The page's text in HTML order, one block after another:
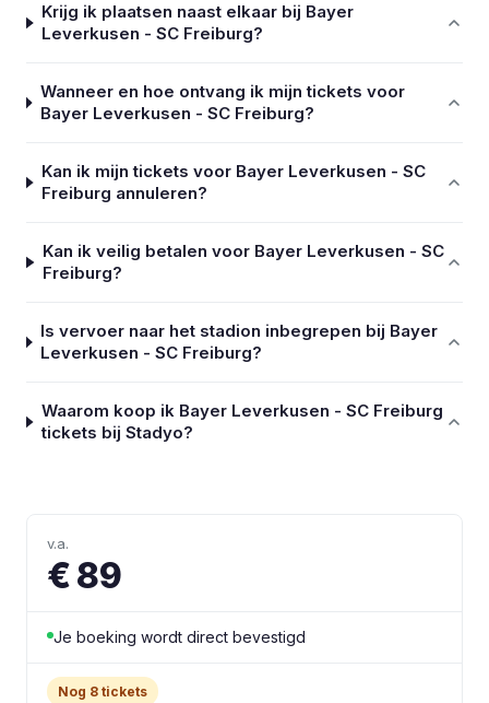
Krijg ik plaatsen naast elkaar bij Bayer
Leverkusen - SC Freiburg?
Wanneer en hoe ontvang ik mijn tickets voor
Bayer Leverkusen - SC Freiburg?
Kan ik mijn tickets voor Bayer Leverkusen - SC
Freiburg annuleren?
Kan ik veilig betalen voor Bayer Leverkusen - SC
Freiburg?
Is vervoer naar het stadion inbegrepen bij Bayer
Leverkusen - SC Freiburg?
Waarom koop ik Bayer Leverkusen - SC Freiburg
tickets bij Stadyo?
v.a.
€ 89
Je boeking wordt direct bevestigd
Nog 8 tickets